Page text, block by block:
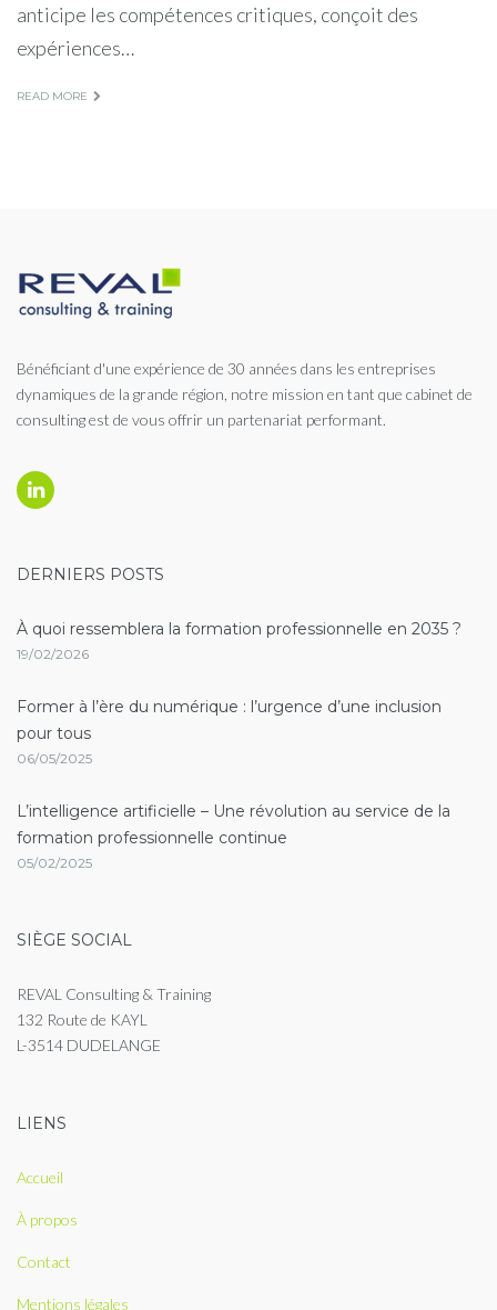
anticipe les compétences critiques, conçoit des
expériences…
READ MORE
Bénéficiant d'une expérience de 30 années dans les entreprises
dynamiques de la grande région, notre mission en tant que cabinet de
consulting est de vous offrir un partenariat performant.
DERNIERS POSTS
À quoi ressemblera la formation professionnelle en 2035 ?
19/02/2026
Former à l’ère du numérique : l’urgence d’une inclusion
pour tous
06/05/2025
L’intelligence artificielle – Une révolution au service de la
formation professionnelle continue
05/02/2025
SIÈGE SOCIAL
REVAL Consulting & Training
132 Route de KAYL
L-3514 DUDELANGE
LIENS
Accueil
À propos
Contact
Mentions légales